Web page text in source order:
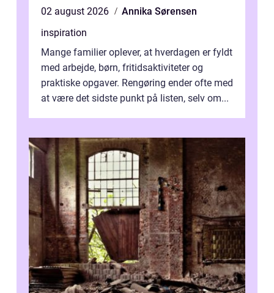
02 august 2026
Annika Sørensen
inspiration
Mange familier oplever, at hverdagen er fyldt
med arbejde, børn, fritidsaktiviteter og
praktiske opgaver. Rengøring ender ofte med
at være det sidste punkt på listen, selv om...